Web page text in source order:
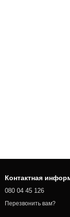
Контактная
080 04 45 126
Перезвонить вам?